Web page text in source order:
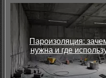
Пароизоляция:
нужна и где